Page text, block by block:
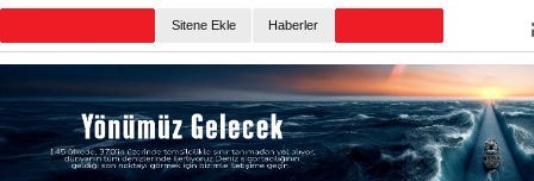
Sitene Ekle Haberler